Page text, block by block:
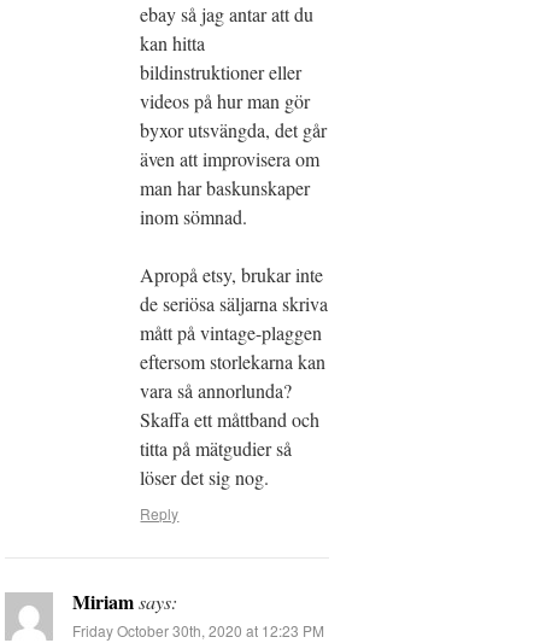
ebay så jag antar att du
kan hitta
bildinstruktioner eller
videos på hur man gör
byxor utsvängda, det går
även att improvisera om
man har baskunskaper
inom sömnad.
Apropå etsy, brukar inte
de seriösa säljarna skriva
mått på vintage-plaggen
eftersom storlekarna kan
vara så annorlunda?
Skaffa ett måttband och
titta på mätgudier så
löser det sig nog.
Reply
Miriam says:
Friday October 30th, 2020 at 12:23 PM